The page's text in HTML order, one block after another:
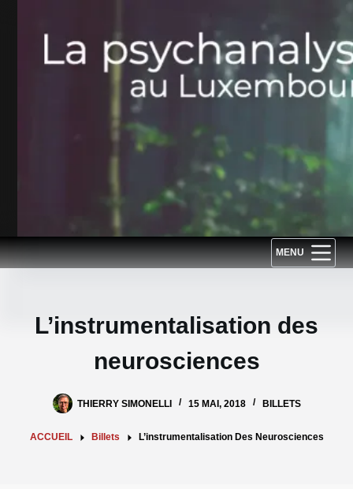
MENU
L’instrumentalisation des
neurosciences
THIERRY SIMONELLI 15 MAI, 2018 BILLETS
ACCUEIL Billets L’instrumentalisation Des Neurosciences